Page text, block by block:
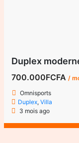
700.000FCFA /
Omnisports
Duplex,Villa
3 mois ago